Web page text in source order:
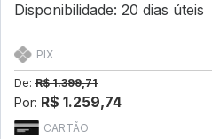
Disponibilidade: 20 dias úteis
CARTÃO
PIX
De: R$ 1.399,71
Por: R$ 1.259,74